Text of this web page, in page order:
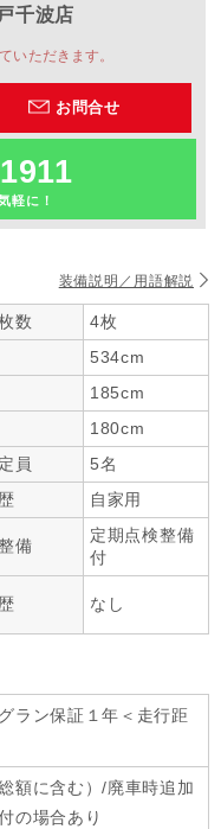
千波店
いただきます。
お問合せ
軽に！
装備説明／用語解説
数
4枚
534cm
185cm
180cm
員
5名
自家用
備
定期点検整備
付
なし
ラン保証１年＜走行距
額に含む）/廃車時追加
の場合あり